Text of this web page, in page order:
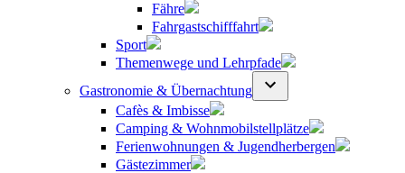
Fähre
Fahrgastschifffahrt
Sport
Themenwege und Lehrpfade
Gastronomie & Übernachtung
Cafès & Imbisse
Camping & Wohnmobilstellplätze
Ferienwohnungen & Jugendherbergen
Gästezimmer